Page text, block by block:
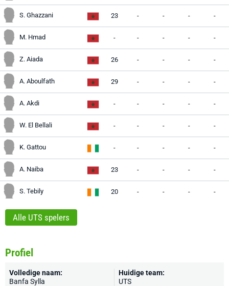
S. Ghazzani 23 - - - -
M. Hmad - - - - -
Z. Aiada 26 - - - -
A. Aboulfath 29 - - - -
A. Akdi - - - - -
W. El Bellali - - - - -
K. Gattou - - - - -
A. Naiba 23 - - - -
S. Tebily 20 - - - -
Alle UTS spelers
Profiel
Volledige naam:
Banfa Sylla
Huidige team:
UTS